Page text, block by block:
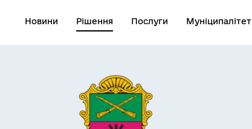
Новини Рішення Послуги Муніципалітет